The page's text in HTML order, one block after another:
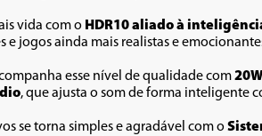
vida com o HDR10 aliado à
e jogos ainda mais realistas e
esse nível de qualidade com
, que ajusta o som de forma inteligente
se torna simples e agradável com o